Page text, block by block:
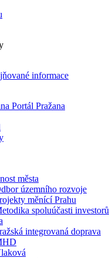
informace
Portál Pražana
města
územního rozvoje
měnící Prahu
spoluúčasti investorů
integrovaná doprava